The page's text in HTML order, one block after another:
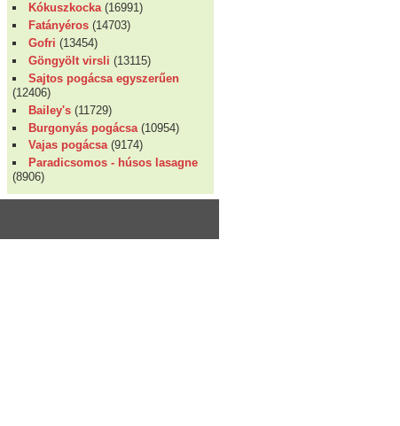
Kókuszkocka(16991)
Fatányéros (14703)
Gofri (13454)
Göngyölt virsli (13115)
Sajtos pogácsa egyszerűen
(12406)
Bailey's (11729)
Burgonyás pogácsa (10954)
Vajas pogácsa(9174)
Paradicsomos - húsos lasagne
(8906)